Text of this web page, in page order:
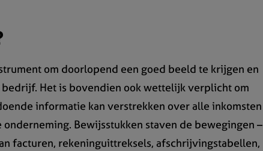
om doorlopend een goed beeld te krijgen en
Het is bovendien ook wettelijk verplicht om
informatie kan verstrekken over alle inkomsten
Bewijsstukken staven de bewegingen –
facturen, rekeninguittreksels, afschrijvingstabellen,